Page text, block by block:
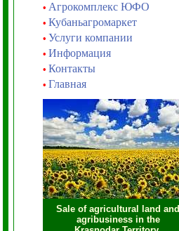
• Агрокомплекс ЮФО
• Кубаньагромаркет
• Услуги компании
• Информация
• Контакты
• Главная
Sale of agricultural land and
agribusiness in the